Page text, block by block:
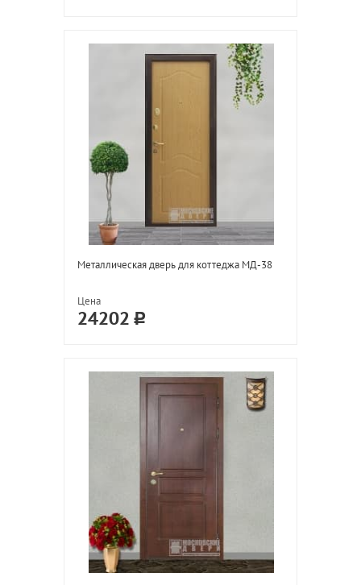
Металлическая дверь для коттеджа МД-38
Цена
24202